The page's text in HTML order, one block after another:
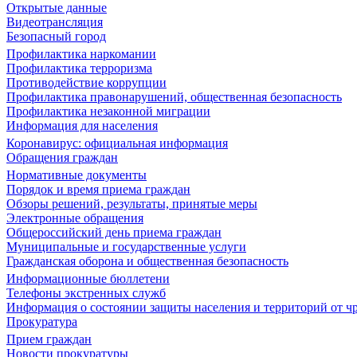
Открытые данные
Видеотрансляция
Безопасный город
Профилактика наркомании
Профилактика терроризма
Противодействие коррупции
Профилактика правонарушений, общественная безопасность
Профилактика незаконной миграции
Информация для населения
Коронавирус: официальная информация
Обращения граждан
Нормативные документы
Порядок и время приема граждан
Обзоры решений, результаты, принятые меры
Электронные обращения
Общероссийский день приема граждан
Муниципальные и государственные услуги
Гражданская оборона и общественная безопасность
Информационные бюллетени
Телефоны экстренных служб
Информация о состоянии защиты населения и территорий от
Прокуратура
Прием граждан
Новости прокуратуры